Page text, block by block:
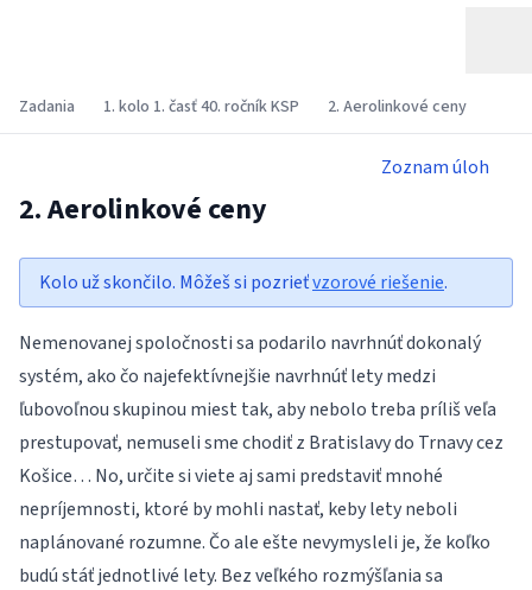
Zadania 1. kolo 1. časť 40. ročník KSP 2. Aerolinkové ceny
Zoznam úloh
2. Aerolinkové ceny
Kolo už skončilo. Môžeš si pozrieťvzorové riešenie.
Nemenovanej spoločnosti sa podarilo navrhnúť dokonalý
systém, ako čo najefektívnejšie navrhnúť lety medzi
ľubovoľnou skupinou miest tak, aby nebolo treba príliš veľa
prestupovať, nemuseli sme chodiť z Bratislavy do Trnavy cez
Košice… No, určite si viete aj sami predstaviť mnohé
nepríjemnosti, ktoré by mohli nastať, keby lety neboli
naplánované rozumne. Čo ale ešte nevymysleli je, že koľko
budú stáť jednotlivé lety. Bez veľkého rozmýšľania sa